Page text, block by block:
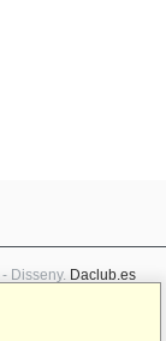
- Disseny. Daclub.es